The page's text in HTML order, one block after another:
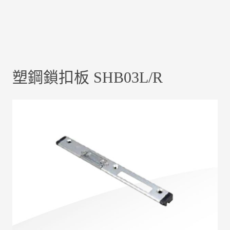
塑鋼鎖扣板 SHB03L/R